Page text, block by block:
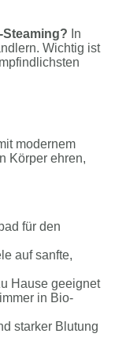
In
Wichtig ist
modernem
Körper ehren,
für den
auf sanfte,
Hause geeignet
in Bio-
starker Blutung